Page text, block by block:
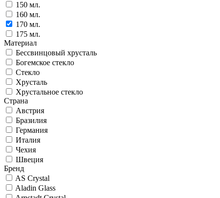
150 мл.
160 мл.
170 мл.
175 мл.
Материал
Бессвинцовый хрусталь
Богемское стекло
Стекло
Хрусталь
Хрустальное стекло
Страна
Австрия
Бразилия
Германия
Италия
Чехия
Швеция
Бренд
AS Crystal
Aladin Glass